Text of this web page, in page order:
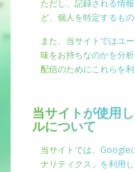
ただし、記録される情
ど、個人を特定するも
また、当サイトではユ
味をお持ちなのかを分
配信のためにこれらを
当サイトが使用
ルについて
当サイトでは、Google
ナリティクス」を利用し